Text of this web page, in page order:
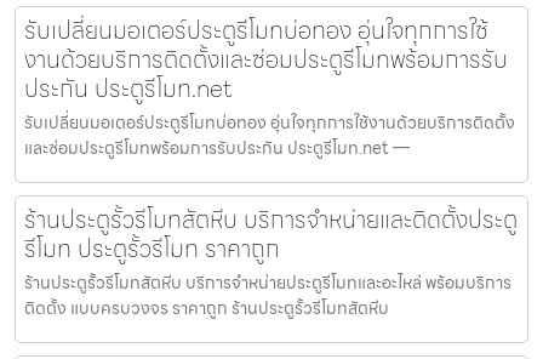
รับเปลี่ยนมอเตอร์ประตูรีโมทบ่อทอง อุ่นใจทุกการใช้
งานด้วยบริการติดตั้งและซ่อมประตูรีโมทพร้อมการรับ
ประกัน ประตูรีโมท.net
รับเปลี่ยนมอเตอร์ประตูรีโมทบ่อทอง อุ่นใจทุกการใช้งานด้วยบริการติดตั้ง
และซ่อมประตูรีโมทพร้อมการรับประกัน ประตูรีโมท.net —
ร้านประตูรั้วรีโมทสัตหีบ บริการจำหน่ายและติดตั้งประตู
รีโมท ประตูรั้วรีโมท ราคาถูก
ร้านประตูรั้วรีโมทสัตหีบ บริการจำหน่ายประตูรีโมทและอะไหล่ พร้อมบริการ
ติดตั้ง แบบครบวงจร ราคาถูก ร้านประตูรั้วรีโมทสัตหีบ